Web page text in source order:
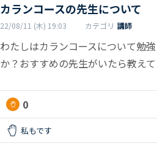
カランコースの先生について
22/08/11 (木) 19:03 カテゴリ 講師
わたしはカランコースについて勉
か？おすすめの先生がいたら教えて
0
私もです